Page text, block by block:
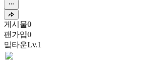
게시물0
팬가입0
밐타운Lv.1